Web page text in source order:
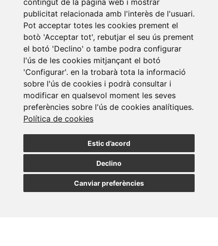
contingut de la página web i mostrar
publicitat relacionada amb l'interès de l'usuari.
Pot acceptar totes les cookies prement el
botò 'Acceptar tot', rebutjar el seu ús prement
el botó 'Declino' o tambe podra configurar
l'ús de les cookies mitjançant el botó
'Configurar'. en la trobarà tota la informació
sobre l'ús de cookies i podrà consultar i
modificar en qualsevol moment les seves
preferències sobre l'ús de cookies analítiques.
Política de cookies
Estic d’acord
Declino
Canviar preferències
Subscriure a la
newsletter
Assabenta't de les nostres últimes notícies
SUBSCRIURE